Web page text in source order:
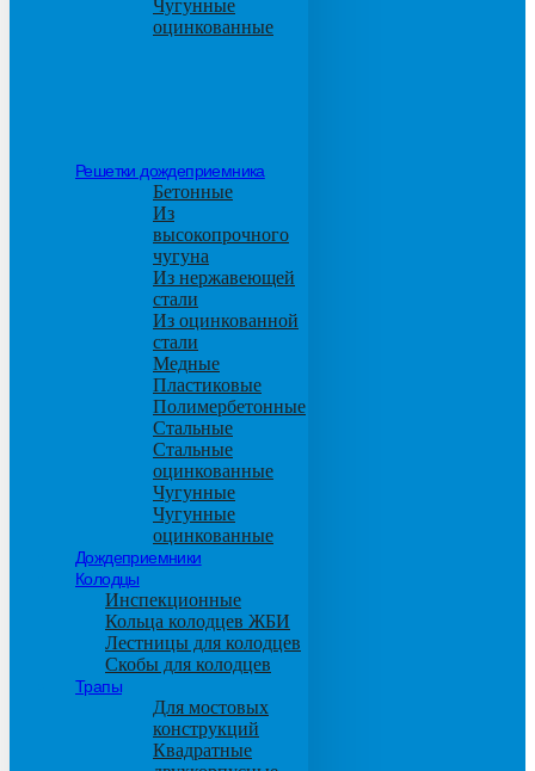
Чугунные
оцинкованные
Решетки дождеприемника
Бетонные
Из
высокопрочного
чугуна
Из нержавеющей
стали
Из оцинкованной
стали
Медные
Пластиковые
Полимербетонные
Стальные
Стальные
оцинкованные
Чугунные
Чугунные
оцинкованные
Дождеприемники
Колодцы
Инспекционные
Кольца колодцев ЖБИ
Лестницы для колодцев
Скобы для колодцев
Трапы
Для мостовых
конструкций
Квадратные